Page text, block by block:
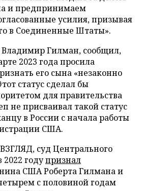
и предпринимаем
усилия, призывая
в Соединенные Штаты».
Гилман, сообщил,
2023 года просила
его сына «незаконно
статус сделал бы
для правительства
не присваивал такой статус
в России с начала работы
США.
суд Центрального
годупризнал
США Роберта Гилмана и
с половиной годам